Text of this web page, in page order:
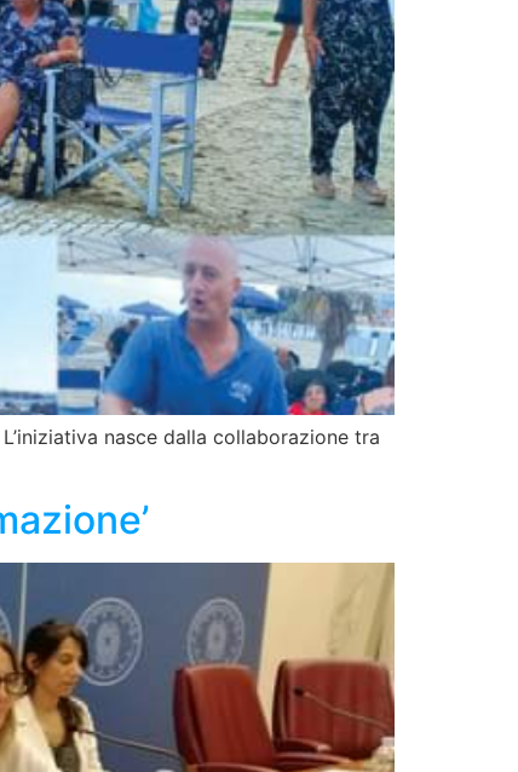
nasce dalla collaborazione tra